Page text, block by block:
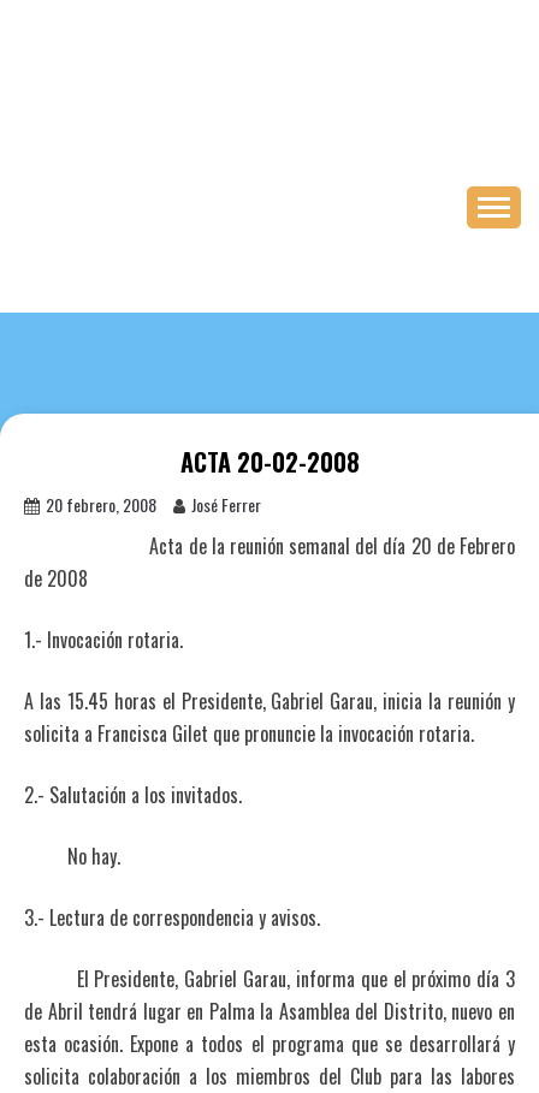
ACTA 20-02-2008
20 febrero, 2008 José Ferrer
Acta de la reunión semanal del día 20 de Febrero
de 2008
1.- Invocación rotaria.
A las 15.45 horas el Presidente, Gabriel Garau, inicia la reunión y
solicita a Francisca Gilet que pronuncie la invocación rotaria.
2.- Salutación a los invitados.
No hay.
3.- Lectura de correspondencia y avisos.
El Presidente, Gabriel Garau, informa que el próximo día 3
de Abril tendrá lugar en Palma la Asamblea del Distrito, nuevo en
esta ocasión. Expone a todos el programa que se desarrollará y
solicita colaboración a los miembros del Club para las labores